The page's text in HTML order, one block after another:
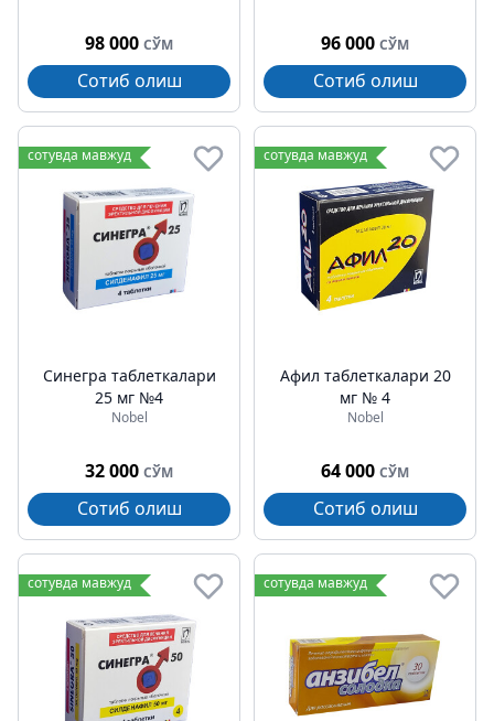
98 000 СЎМ
Сотиб олиш
96 000 СЎМ
Сотиб олиш
сотувда мавжуд
Синегра таблеткалари
25 мг №4
Nobel
32 000 СЎМ
Сотиб олиш
сотувда мавжуд
Афил таблеткалари 20
мг № 4
Nobel
64 000 СЎМ
Сотиб олиш
сотувда мавжуд сотувда мавжуд